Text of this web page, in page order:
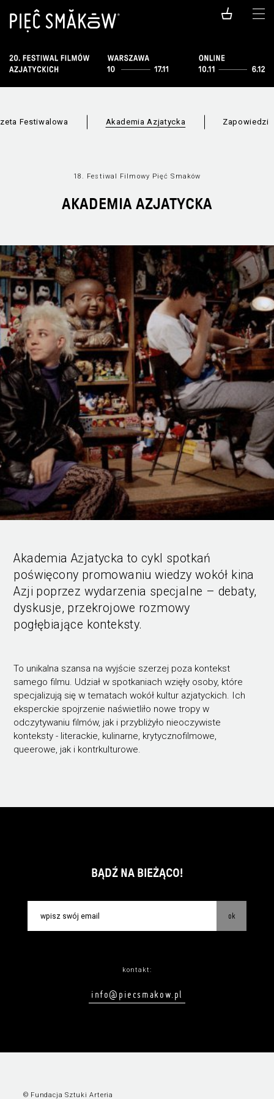
Festiwalowa Akademia Azjatycka Zapowiedzi
18. Festiwal Filmowy Pięć Smaków
AKADEMIA AZJATYCKA
Akademia Azjatycka to cykl spotkań
poświęcony promowaniu wiedzy wokół kina
Azji poprzez wydarzenia specjalne – debaty,
dyskusje, przekrojowe rozmowy
pogłębiające konteksty.
To unikalna szansa na wyjście szerzej poza kontekst
samego filmu. Udział w spotkaniach wzięły osoby, które
specjalizują się w tematach wokół kultur azjatyckich. Ich
eksperckie spojrzenie naświetliło nowe tropy w
odczytywaniu filmów, jak i przybliżyło nieoczywiste
konteksty - literackie, kulinarne, krytycznofilmowe,
queerowe, jak i kontrkulturowe.
BĄDŹ NA BIEŻĄCO!
ok
kontakt:
info@piecsmakow.pl
© Fundacja Sztuki Arteria